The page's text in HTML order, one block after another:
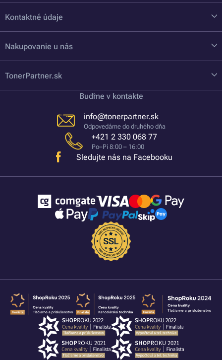
Kontaktné údaje
Nakupovanie u nás
TonerPartner.sk
Buďme v kontakte
info@tonerpartner.sk
Odpovedáme do druhého dňa
+421 2 330 068 77
Po–Pi 8:00 – 16:00
Sledujte nás na Facebooku